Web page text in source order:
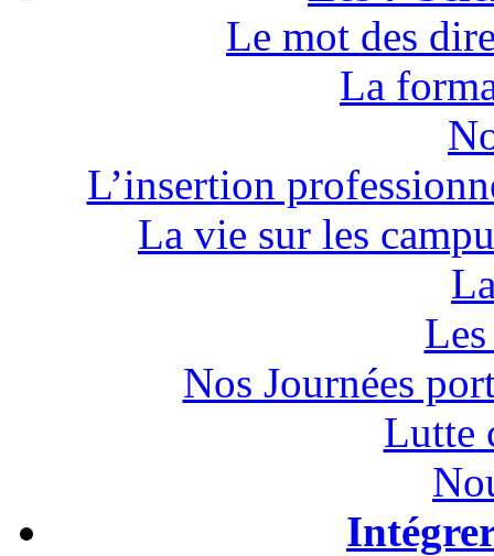
Le mot des
La
L’insertion
La vie sur les
Nos Journées
Lutte